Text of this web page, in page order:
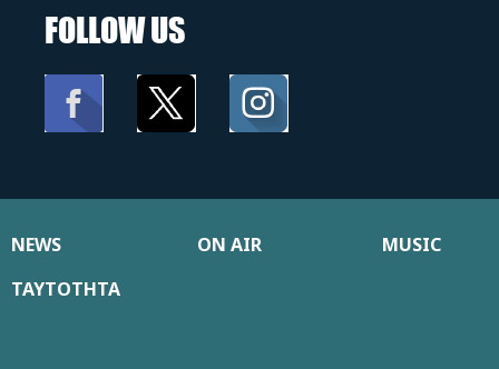
FOLLOW US
NEWS ON AIR
MUSIC
ΤΑΥΤΟΤΗΤΑ